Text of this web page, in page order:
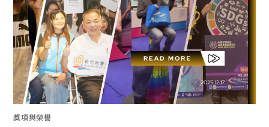
獎項與榮譽